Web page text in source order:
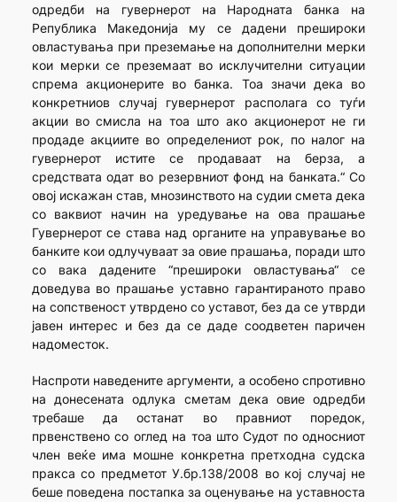
одредби на гувернерот на Народната банка на
Република Македонија му се дадени прешироки
овластувања при преземање на дополнителни мерки
кои мерки се преземаат во исклучителни ситуации
спрема акционерите во банка. Тоа значи дека во
конкретниов случај гувернерот располага со туѓи
акции во смисла на тоа што ако акционерот не ги
продаде акциите во определениот рок, по налог на
гувернерот истите се продаваат на берза, а
средствата одат во резервниот фонд на банката.“ Со
овој искажан став, мнозинството на судии смета дека
со ваквиот начин на уредување на ова прашање
Гувернерот се става над органите на управување во
банките кои одлучуваат за овие прашања, поради што
со вака дадените “прешироки овластувања“ се
доведува во прашање уставно гарантираното право
на сопственост утврдено со уставот, без да се утврди
јавен интерес и без да се даде соодветен паричен
надоместок.
Наспроти наведените аргументи, а особено спротивно
на донесената одлука сметам дека овие одредби
требаше да останат во правниот поредок,
првенствено со оглед на тоа што Судот по односниот
член веќе има мошне конкретна претходна судска
пракса со предметот У.бр.138/2008 во кој случај не
беше поведена постапка за оценување на уставноста